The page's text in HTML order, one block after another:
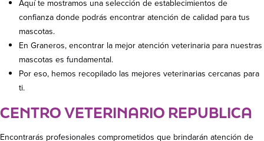
Aquí te mostramos una selección de establecimientos de
confianza donde podrás encontrar atención de calidad para tus
mascotas.
En Graneros, encontrar la mejor atención veterinaria para nuestras
mascotas es fundamental.
Por eso, hemos recopilado las mejores veterinarias cercanas para
ti.
CENTRO VETERINARIO REPUBLICA
Encontrarás profesionales comprometidos que brindarán atención de